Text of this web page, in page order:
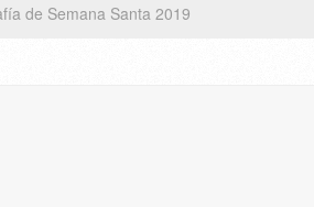
de Semana Santa 2019